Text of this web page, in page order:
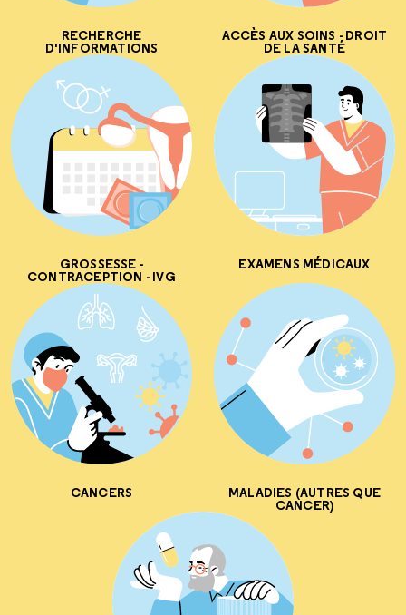
RECHERCHE
D'INFORMATIONS
ACCÈS AUX SOINS - DROIT
DE LA SANTÉ
GROSSESSE -
CONTRACEPTION - IVG
EXAMENS MÉDICAUX
CANCERS MALADIES (AUTRES QUE
CANCER)